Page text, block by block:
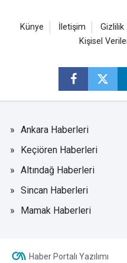
Künye İletişim Gizlilik
Kişisel
Ankara Haberleri
Keçiören Haberleri
Altındağ Haberleri
Sincan Haberleri
Mamak Haberleri
Haber Portalı Yazılımı